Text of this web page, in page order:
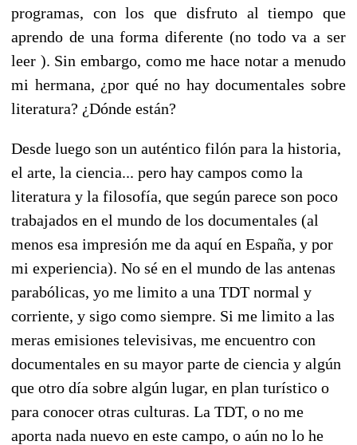
programas, con los que disfruto al tiempo que
aprendo de una forma diferente (no todo va a ser
leer ). Sin embargo, como me hace notar a menudo
mi hermana, ¿por qué no hay documentales sobre
literatura? ¿Dónde están?
Desde luego son un auténtico filón para la historia,
el arte, la ciencia... pero hay campos como la
literatura y la filosofía, que según parece son poco
trabajados en el mundo de los documentales (al
menos esa impresión me da aquí en España, y por
mi experiencia). No sé en el mundo de las antenas
parabólicas, yo me limito a una TDT normal y
corriente, y sigo como siempre. Si me limito a las
meras emisiones televisivas, me encuentro con
documentales en su mayor parte de ciencia y algún
que otro día sobre algún lugar, en plan turístico o
para conocer otras culturas. La TDT, o no me
aporta nada nuevo en este campo, o aún no lo he